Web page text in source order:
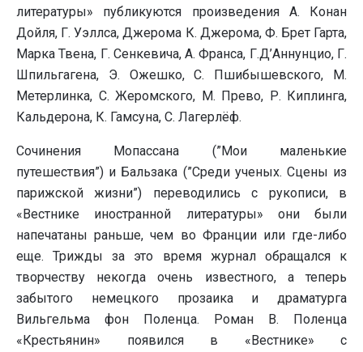
литературы» публикуются произведения А. Конан
Дойля, Г. Уэллса, Джерома К. Джерома, Ф. Брет Гарта,
Марка Твена, Г. Сенкевича, А. Франса, Г.Д’Аннунцио, Г.
Шпильгагена, Э. Ожешко, С. Пшибышевского, М.
Метерлинка, С. Жеромского, М. Прево, Р. Киплинга,
Кальдерона, К. Гамсуна, С. Лагерлёф.
Сочинения Мопассана (”Мои маленькие
путешествия”) и Бальзака (”Среди ученых. Сцены из
парижской жизни”) переводились с рукописи, в
«Вестнике иностранной литературы» они были
напечатаны раньше, чем во Франции или где-либо
еще. Трижды за это время журнал обращался к
творчеству некогда очень известного, а теперь
забытого немецкого прозаика и драматурга
Вильгельма фон Поленца. Роман В. Поленца
«Крестьянин» появился в «Вестнике» с